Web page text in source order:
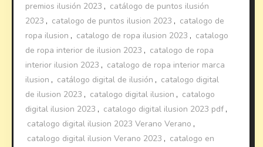
premios ilusión 2023 , catálogo de puntos ilusión
2023 , catalogo de puntos ilusion 2023 , catalogo de
ropa ilusion , catalogo de ropa ilusion 2023 , catalogo
de ropa interior de ilusion 2023 , catalogo de ropa
interior ilusion 2023 , catalogo de ropa interior marca
ilusion , catálogo digital de ilusión , catalogo digital
de ilusion 2023 , catalogo digital ilusion , catalogo
digital ilusion 2023 , catalogo digital ilusion 2023 pdf ,
catalogo digital ilusion 2023 Verano Verano ,
catalogo digital ilusion Verano 2023 , catalogo en